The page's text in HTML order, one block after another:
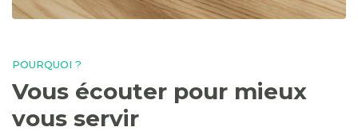
POURQUOI ?
Vous écouter pour mieux
vous servir